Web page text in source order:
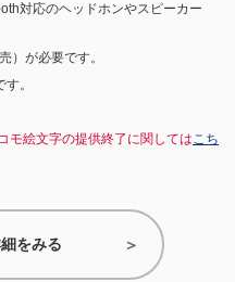
対応のヘッドホンやスピーカー
）が必要です。
。
モ絵文字の提供終了に関してはこち
をみる